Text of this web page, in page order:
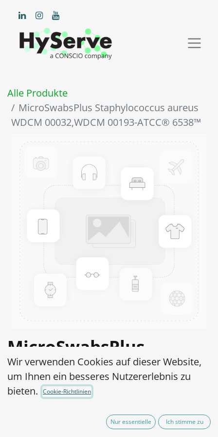
Alle Produkte
MicroSwabsPlus Staphylococcus aureus
WDCM 00032,WDCM 00193-ATCC® 6538™
MicroSwabsPlus
Staphylococcus aureus
WDCM 00032,WDCM
MS2S0470002
Wir verwenden Cookies auf dieser Website,
um Ihnen ein besseres Nutzererlebnis zu
bieten.
Cookie-Richtlinien
Nur essentielle Ich stimme zu